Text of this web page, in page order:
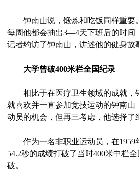
钟南山说，锻炼和吃饭同样重要
每周他都会抽出3—4天下班后的时间
记者约访了钟南山，讲述他的健身故
大学曾破400米栏全国纪录
相比于在医疗卫生领域的成就，
就喜欢并一直参加竞技运动的钟南
动员的机会，但再三考虑，他选择
作为一名非职业运动员，在1959
54.2秒的成绩打破了当时400米中栏
破。